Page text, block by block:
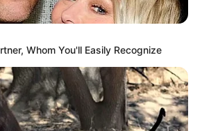
Whom You'll Easily Recognize